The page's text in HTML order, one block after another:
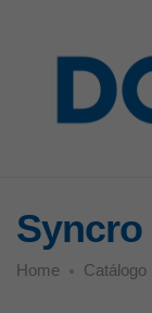
Syncro
Home Catálogo